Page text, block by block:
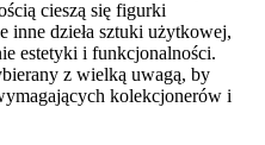
cieszą się figurki
inne dzieła sztuki użytkowej,
estetyki i funkcjonalności.
z wielką uwagą, by
kolekcjonerów i